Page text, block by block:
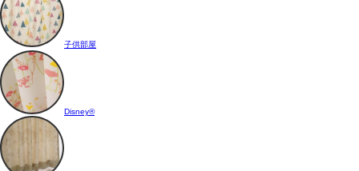
子供部屋
Disney®